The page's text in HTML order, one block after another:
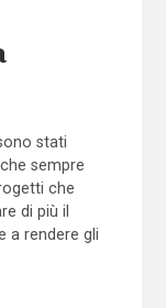
stati
sempre
che
di più il
a rendere gli